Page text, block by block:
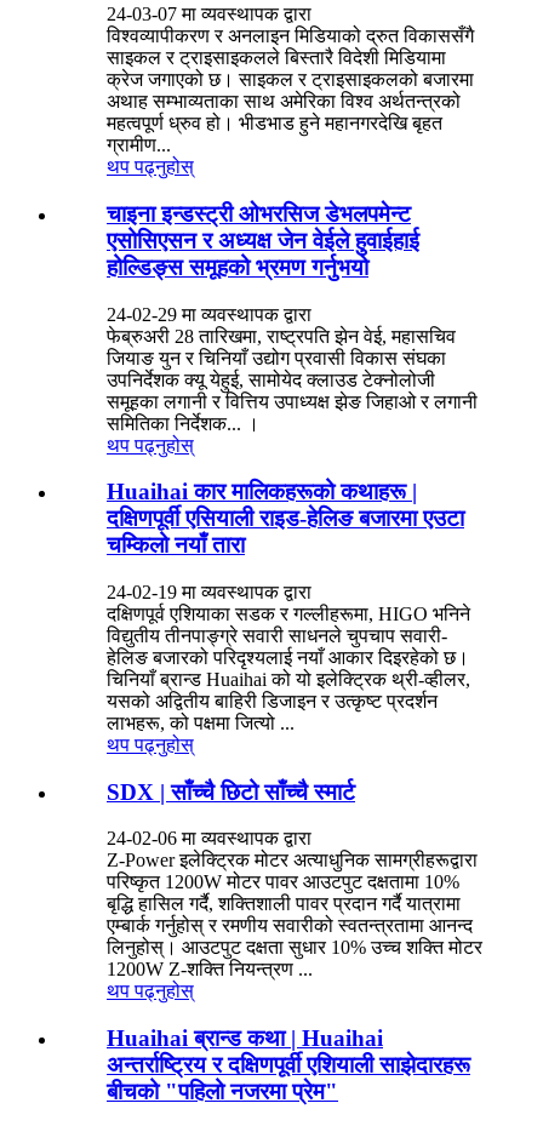
24-03-07 मा व्यवस्थापक द्वारा
विश्वव्यापीकरण र अनलाइन मिडियाको द्रुत विकाससँगै
साइकल र ट्राइसाइकलले बिस्तारै विदेशी मिडियामा
क्रेज जगाएको छ। साइकल र ट्राइसाइकलको बजारमा
अथाह सम्भाव्यताका साथ अमेरिका विश्व अर्थतन्त्रको
महत्वपूर्ण ध्रुव हो। भीडभाड हुने महानगरदेखि बृहत
ग्रामीण...
थप पढ्नुहोस्
चाइना इन्डस्ट्री ओभरसिज डेभलपमेन्ट
एसोसिएसन र अध्यक्ष जेन वेईले हुवाईहाई
होल्डिङ्स समूहको भ्रमण गर्नुभयो
24-02-29 मा व्यवस्थापक द्वारा
फेब्रुअरी 28 तारिखमा, राष्ट्रपति झेन वेई, महासचिव
जियाङ युन र चिनियाँ उद्योग प्रवासी विकास संघका
उपनिर्देशक क्यू येहुई, सामोयेद क्लाउड टेक्नोलोजी
समूहका लगानी र वित्तिय उपाध्यक्ष झेङ जिहाओ र लगानी
समितिका निर्देशक... ।
थप पढ्नुहोस्
Huaihai कार मालिकहरूको कथाहरू |
दक्षिणपूर्वी एसियाली राइड-हेलिङ बजारमा एउटा
चम्किलो नयाँ तारा
24-02-19 मा व्यवस्थापक द्वारा
दक्षिणपूर्व एशियाका सडक र गल्लीहरूमा, HIGO भनिने
विद्युतीय तीनपाङ्ग्रे सवारी साधनले चुपचाप सवारी-
हेलिङ बजारको परिदृश्यलाई नयाँ आकार दिइरहेको छ।
चिनियाँ ब्रान्ड Huaihai को यो इलेक्ट्रिक थ्री-व्हीलर,
यसको अद्वितीय बाहिरी डिजाइन र उत्कृष्ट प्रदर्शन
लाभहरू, को पक्षमा जित्यो ...
थप पढ्नुहोस्
SDX | साँच्चै छिटो साँच्चै स्मार्ट
24-02-06 मा व्यवस्थापक द्वारा
Z-Power इलेक्ट्रिक मोटर अत्याधुनिक सामग्रीहरूद्वारा
परिष्कृत 1200W मोटर पावर आउटपुट दक्षतामा 10%
बृद्धि हासिल गर्दै, शक्तिशाली पावर प्रदान गर्दै यात्रामा
एम्बार्क गर्नुहोस् र रमणीय सवारीको स्वतन्त्रतामा आनन्द
लिनुहोस्। आउटपुट दक्षता सुधार 10% उच्च शक्ति मोटर
1200W Z-शक्ति नियन्त्रण ...
थप पढ्नुहोस्
Huaihai ब्रान्ड कथा | Huaihai
अन्तर्राष्ट्रिय र दक्षिणपूर्वी एशियाली साझेदारहरू
बीचको "पहिलो नजरमा प्रेम"